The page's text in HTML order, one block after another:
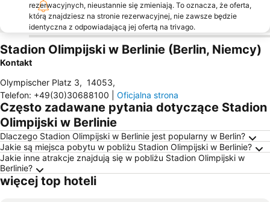
rezerwacyjnych, nieustannie się zmieniają. To oznacza, że oferta,
którą znajdziesz na stronie rezerwacyjnej, nie zawsze będzie
identyczna z odpowiadającą jej ofertą na trivago.
Stadion Olimpijski w Berlinie (Berlin, Niemcy)
Kontakt
Olympischer Platz 3, 14053,
Telefon: +49(30)30688100 Oficjalna strona
Często zadawane pytania dotyczące Stadion
Olimpijski w Berlinie
Dlaczego Stadion Olimpijski w Berlinie jest popularny w Berlin?
Jakie są miejsca pobytu w pobliżu Stadion Olimpijski w Berlinie?
Jakie inne atrakcje znajdują się w pobliżu Stadion Olimpijski w
Berlinie?
więcej top hoteli